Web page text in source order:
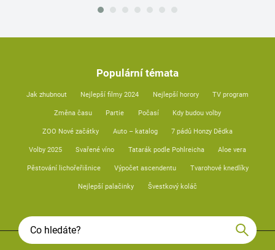
Populární témata
Jak zhubnout Nejlepší filmy 2024 Nejlepší horory TV program
Změna času Partie Počasí Kdy budou volby
ZOO Nové začátky Auto – katalog 7 pádů Honzy Dědka
Volby 2025 Svařené víno Tatarák podle Pohlreicha Aloe vera
Pěstování lichořeřišnice Výpočet ascendentu Tvarohové knedlíky
Nejlepší palačinky Švestkový koláč